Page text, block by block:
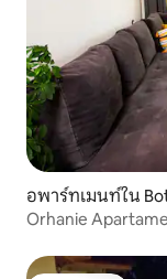
อพาร์ทเมนท์ใน
Orhanie